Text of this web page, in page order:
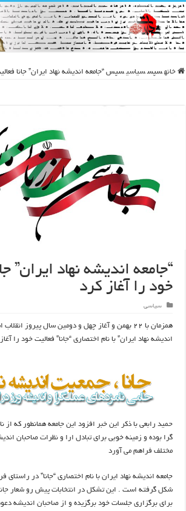
خانه سپس سیاسی سپس “جامعه اندیشه نهاد ایران” جانا
“جامعه اندیشه نهاد ایران”
خود را آغاز کرد
سیاسی
همزمان با ۲۲ بهمن و آغاز چهل و دومین سال پیروز
اندیشه نهاد ایران” با نام اختصاری “جانا” فعالیت خود را
حمید رابعی با ذکر این خبر افزود این جامعه همانطور که از
گرا بوده و زمینه خوبی برای تبادل ارا و نظرات صاحبان
مختلف فراهم می آورد
جامعه اندیشه نهاد ایران با نام اختصاری “جانا” در راستای
شکل گرفته است . این تشکل در انتخابات پیش رو شعار
برای برگزاری جلسات خود برگزیده و از صاحبان اندیشه